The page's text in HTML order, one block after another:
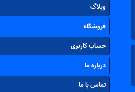
وبلاگ
فروشگاه
حساب کاربری
درباره ما
تماس با ما